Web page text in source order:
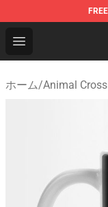
FREE
Open menu
Animal
ホーム/Animal